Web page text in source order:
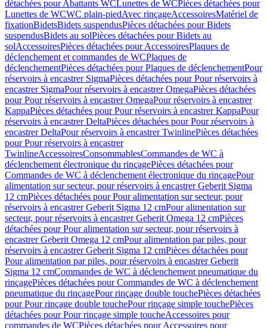
détachées pour Abattants WCLunettes de WCPièces détachées pour
Lunettes de WCWC plain-piedAvec rinçageAccessoiresMatériel de
fixationBidetsBidets suspendusPièces détachées pour Bidets
suspendusBidets au solPièces détachées pour Bidets au
solAccessoiresPièces détachées pour AccessoiresPlaques de
déclenchement et commandes de WCPlaques de
déclenchementPièces détachées pour Plaques de déclenchementPour
réservoirs à encastrer SigmaPièces détachées pour Pour réservoirs à
encastrer SigmaPour réservoirs à encastrer OmegaPièces détachées
pour Pour réservoirs à encastrer OmegaPour réservoirs à encastrer
KappaPièces détachées pour Pour réservoirs à encastrer KappaPour
réservoirs à encastrer DeltaPièces détachées pour Pour réservoirs à
encastrer DeltaPour réservoirs à encastrer TwinlinePièces détachées
pour Pour réservoirs à encastrer
TwinlineAccessoiresConsommablesCommandes de WC à
déclenchement électronique du rinçagePièces détachées pour
Commandes de WC à déclenchement électronique du rinçagePour
alimentation sur secteur, pour réservoirs à encastrer Geberit Sigma
12 cmPièces détachées pour Pour alimentation sur secteur, pour
réservoirs à encastrer Geberit Sigma 12 cmPour alimentation sur
secteur, pour réservoirs à encastrer Geberit Omega 12 cmPièces
détachées pour Pour alimentation sur secteur, pour réservoirs à
encastrer Geberit Omega 12 cmPour alimentation par piles, pour
réservoirs à encastrer Geberit Sigma 12 cmPièces détachées pour
Pour alimentation par piles, pour réservoirs à encastrer Geberit
Sigma 12 cmCommandes de WC à déclenchement pneumatique du
rinçagePièces détachées pour Commandes de WC à déclenchement
pneumatique du rinçagePour rinçage double touchePièces détachées
pour Pour rinçage double touchePour rinçage simple touchePièces
détachées pour Pour rinçage simple toucheAccessoires pour
commandes de WCPièces détachées pour Accessoires pour